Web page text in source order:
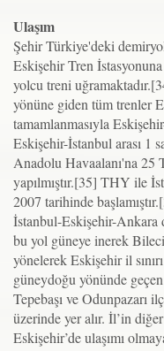
Ulaşım
Şehir Türkiye'deki
Eskişehir Tren
yolcu treni
yönüne giden tüm trenler
tamamlanmasıyla
Eskişehir-İstanbul arası 1
Anadolu Havaalanı'na 25
yapılmıştır.[35] THY ile
2007 tarihinde
İstanbul-Eskişehir-Ankara
bu yol güneye inerek
yönelerek Eskişehir il
güneydoğu yönünde geçen
Tepebaşı ve Odunpazarı
üzerinde yer alır. İl’in
Eskişehir’de ulaşımı